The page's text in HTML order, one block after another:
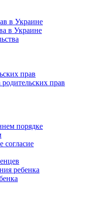
в Украине
в Украине
прав
прав
порядке
согласие
ребенка